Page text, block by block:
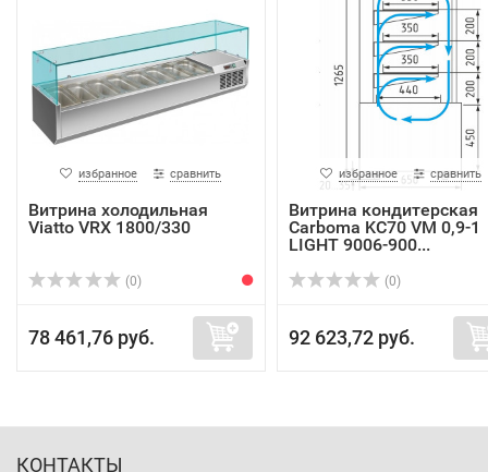
избранное сравнить
Витрина холодильная
Viatto VRX 1800/330
(0)
78 461,76 руб.
избранное сравнить
Витрина кондитерская
Carboma KC70 VM 0,9-1
LIGHT 9006-900...
(0)
92 623,72 руб.
КОНТАКТЫ